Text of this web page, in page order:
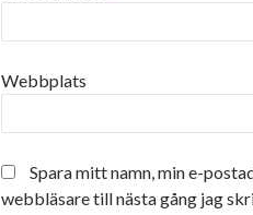
Webbplats
Spara mitt namn, min e-
webbläsare till nästa gång jag